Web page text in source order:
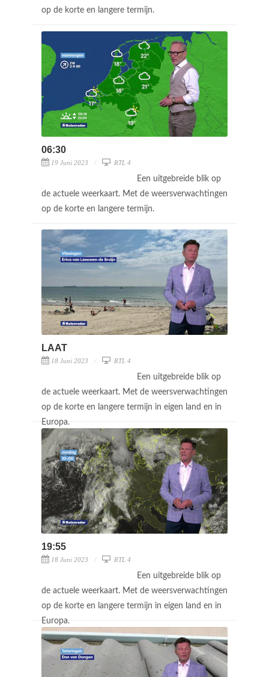
op de korte en langere termijn.
06:30
19 Juni 2023 RTL 4
Een uitgebreide blik op
de actuele weerkaart. Met de weersverwachtingen
op de korte en langere termijn.
LAAT
18 Juni 2023 RTL 4
Een uitgebreide blik op
de actuele weerkaart. Met de weersverwachtingen
op de korte en langere termijn in eigen land en in
Europa.
19:55
18 Juni 2023 RTL 4
Een uitgebreide blik op
de actuele weerkaart. Met de weersverwachtingen
op de korte en langere termijn in eigen land en in
Europa.